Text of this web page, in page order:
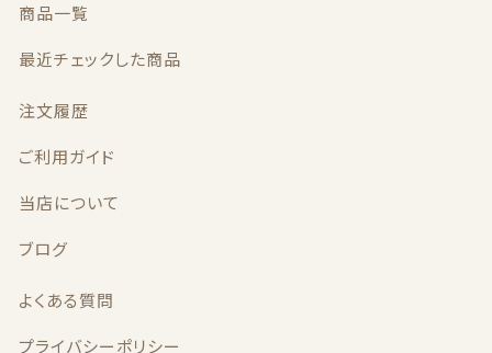
商品一覧
最近チェックした商品
注文履歴
ご利用ガイド
当店について
ブログ
よくある質問
プライバシーポリシー